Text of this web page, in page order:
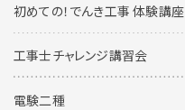
初めての！でんき工事 体験講座
工事士チャレンジ講習会
電験二種